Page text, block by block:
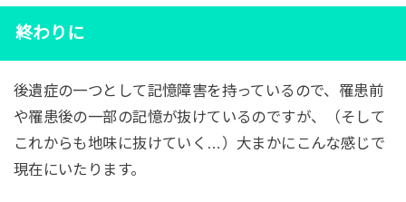
終わりに
後遺症の一つとして記憶障害を持っているので、罹患前
や罹患後の一部の記憶が抜けているのですが、（そして
これからも地味に抜けていく…）大まかにこんな感じで
現在にいたります。